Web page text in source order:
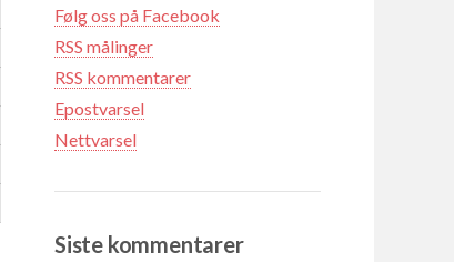
Følg oss på Facebook
RSS målinger
RSS kommentarer
Epostvarsel
Nettvarsel
Siste kommentarer